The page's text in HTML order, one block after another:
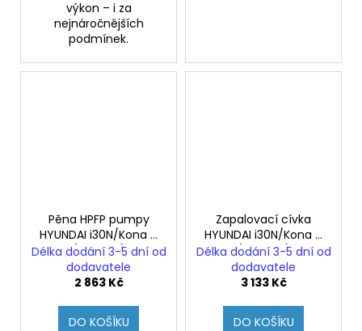
výkon – i za
nejnáročnějších
podmínek.
Pěna HPFP pumpy
HYUNDAI i30N/Kona N
(Originál)
Délka dodání 3-5 dní od
dodavatele
2 863 Kč
DO KOŠÍKU
Zapalovací cívka
HYUNDAI i30N/Kona N
(Originál)
Délka dodání 3-5 dní od
dodavatele
3 133 Kč
DO KOŠÍKU